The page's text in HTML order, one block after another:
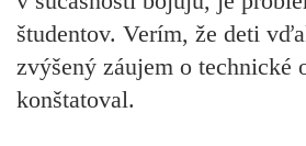
študentov. Verím, že deti
zvýšený záujem o technické
konštatoval.